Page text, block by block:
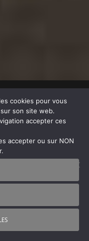
cookies pour vous
son site web.
accepter ces
accepter ou sur NON